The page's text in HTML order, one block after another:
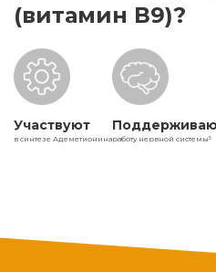
(витамин В9)?
Участвуют
в синтезе Адеметионинаработу нервной системы5